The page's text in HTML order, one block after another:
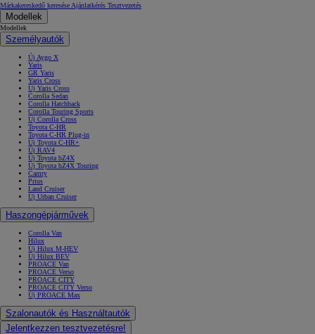
Márkakereskedő keresése Ajánlatkérés Tesztvezetés
Modellek
Modellek
Személyautók
Új Aygo X
Yaris
GR Yaris
Yaris Cross
Új Yaris Cross
Corolla Sedan
Corolla Hatchback
Corolla Touring Sports
Új Corolla Cross
Toyota C-HR
Toyota C-HR Plug-in
Új Toyota C-HR+
Új RAV4
Új Toyota bZ4X
Új Toyota bZ4X Touring
Camry
Prius
Land Cruiser
Új Urban Cruiser
Haszongépjárművek
Corolla Van
Hilux
Új Hilux M-HEV
Új Hilux BEV
PROACE Van
PROACE Verso
PROACE CITY
PROACE CITY Verso
Új PROACE Max
Szalonautók és Használtautók
Jelentkezzen tesztvezetésre!